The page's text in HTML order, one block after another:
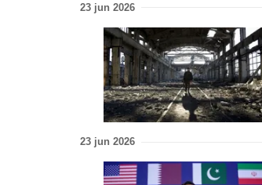
23 jun 2026
23 jun 2026